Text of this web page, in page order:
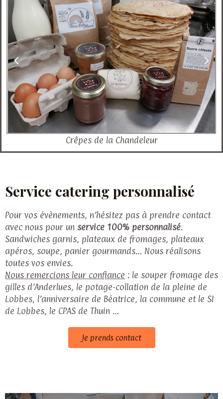
Crêpes de la Chandeleur
Service catering personnalisé
Pour vos évènements, n’hésitez pas à prendre contact
avec nous pour un service 100% personnalisé.
Sandwiches garnis, plateaux de fromages, plateaux
apéros, soupe, panier gourmands… Nous réalisons
toutes vos envies.
Nous remercions leur confiance : le souper fromage des
gilles d’Anderlues, le potage-collation de la pleine de
Lobbes, l’anniversaire de Béatrice, la commune et le SI
de Lobbes, le CPAS de Thuin …
Je prends contact